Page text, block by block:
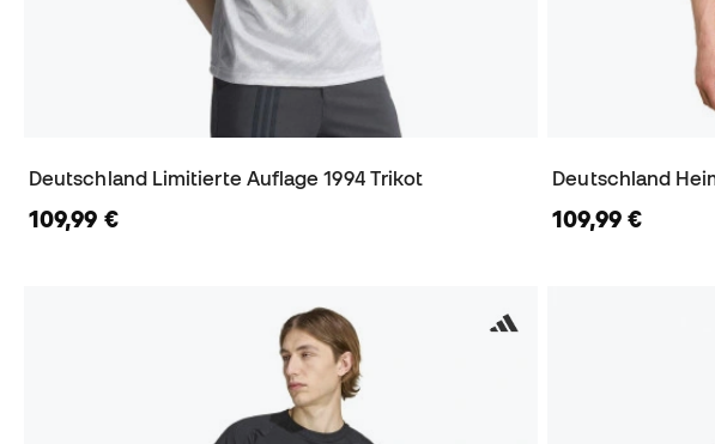
Deutschland Limitierte Auflage 1994 Trikot
109,99 € 109,99 €